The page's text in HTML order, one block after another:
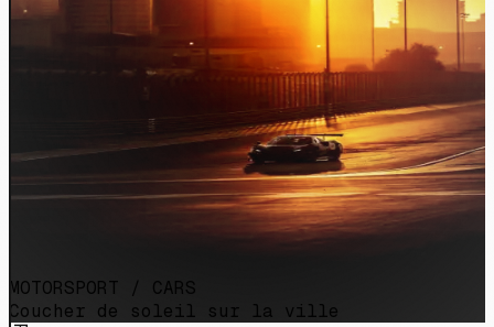
MOTORSPORT / CARS
Coucher de soleil sur la ville